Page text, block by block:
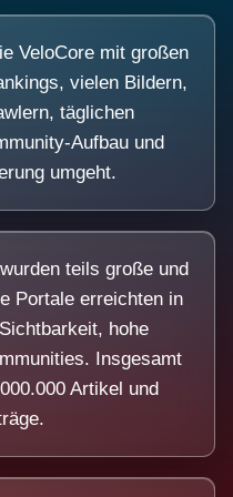
VeloCore mit großen
vielen Bildern,
täglichen
Aufbau und
umgeht.
teils große und
Portale erreichten in
hohe
Insgesamt
Artikel und